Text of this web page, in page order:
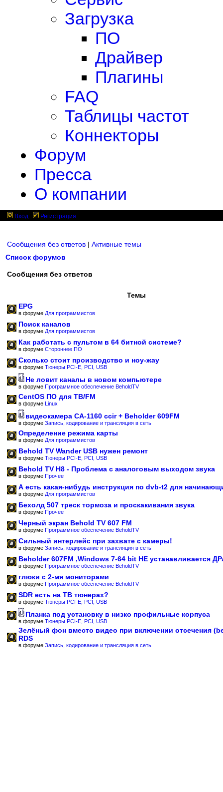
Загрузка
ПО
Драйвер
Плагины
FAQ
Таблицы частот
Коннекторы
Форум
Пресса
О компании
Вход Регистрация
Сообщения без ответов | Активные темы
Список форумов
Сообщения без ответов
Темы
EPG
в форуме Для программистов
Поиск каналов
в форуме Для программистов
Как работать с пультом в 64 битной системе?
в форуме Стороннее ПО
Сколько стоит производство и ноу-жау
в форуме Тюнеры PCI-E, PCI, USB
Не ловит каналы в новом компьютере
в форуме Программное обеспечение BeholdTV
CentOS ПО для ТВ/FM
в форуме Linux
видеокамера CA-1160 ccir + Beholder 609FM
в форуме Запись, кодирование и трансляция в сеть
Определение режима карты
в форуме Для программистов
Behold TV Wander USB нужен ремонт
в форуме Тюнеры PCI-E, PCI, USB
Behold TV H8 - Проблема с аналоговым выходом звука
в форуме Прочее
А есть какая-нибудь инструкция по dvb-t2 для
в форуме Для программистов
Бехолд 507 треск тормоза и проскакивания звука
в форуме Прочее
Черный экран Behold TV 607 FM
в форуме Программное обеспечение BeholdTV
Сильный интерлейс при захвате с камеры!
в форуме Запись, кодирование и трансляция в сеть
Beholder 607FM ,Windows 7-64 bit НЕ устанавливается
в форуме Программное обеспечение BeholdTV
глюки с 2-мя мониторами
в форуме Программное обеспечение BeholdTV
SDR есть на ТВ тюнерах?
в форуме Тюнеры PCI-E, PCI, USB
Планка под установку в низко профильные корпуса
в форуме Тюнеры PCI-E, PCI, USB
Зелёный фон вместо видео при включении отсечения
RDS
в форуме Запись, кодирование и трансляция в сеть